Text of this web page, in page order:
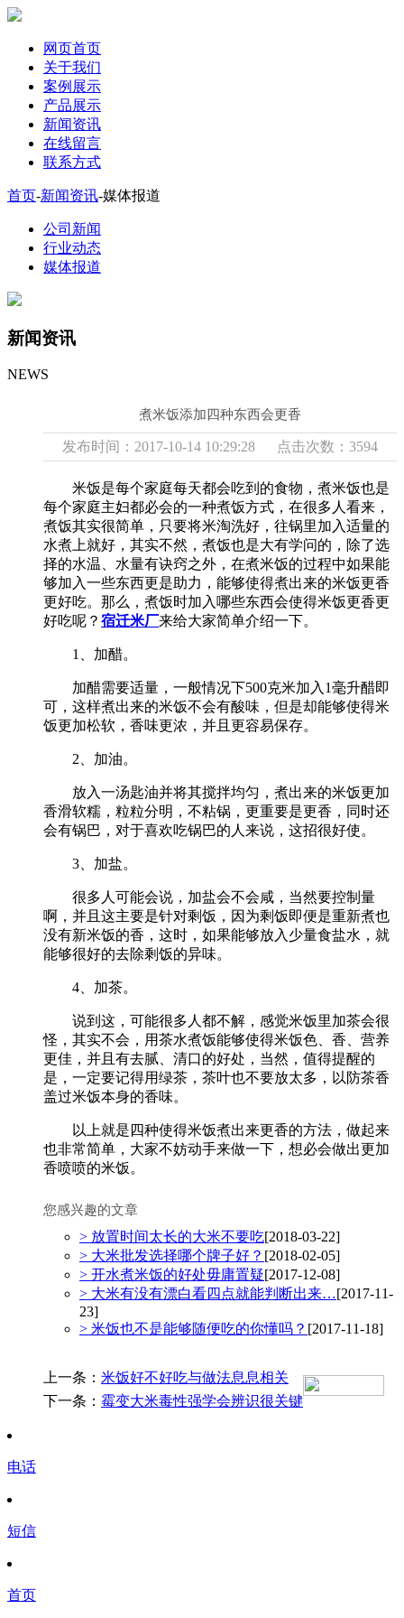
网页首页
关于我们
案例展示
产品展示
新闻资讯
在线留言
联系方式
首页-新闻资讯-媒体报道
公司新闻
行业动态
媒体报道
新闻资讯
NEWS
煮米饭添加四种东西会更香
发布时间：2017-10-14 10:29:28 点击次数：3594
米饭是每个家庭每天都会吃到的食物，煮米饭也是
每个家庭主妇都必会的一种煮饭方式，在很多人看来，
煮饭其实很简单，只要将米淘洗好，往锅里加入适量的
水煮上就好，其实不然，煮饭也是大有学问的，除了选
择的水温、水量有诀窍之外，在煮米饭的过程中如果能
够加入一些东西更是助力，能够使得煮出来的米饭更香
更好吃。那么，煮饭时加入哪些东西会使得米饭更香更
好吃呢？ 宿迁米厂来给大家简单介绍一下。
1、加醋。
加醋需要适量，一般情况下500克米加入1毫升醋即
可，这样煮出来的米饭不会有酸味，但是却能够使得米
饭更加松软，香味更浓，并且更容易保存。
2、加油。
放入一汤匙油并将其搅拌均匀，煮出来的米饭更加
香滑软糯，粒粒分明，不粘锅，更重要是更香，同时还
会有锅巴，对于喜欢吃锅巴的人来说，这招很好使。
3、加盐。
很多人可能会说，加盐会不会咸，当然要控制量
啊，并且这主要是针对剩饭，因为剩饭即便是重新煮也
没有新米饭的香，这时，如果能够放入少量食盐水，就
能够很好的去除剩饭的异味。
4、加茶。
说到这，可能很多人都不解，感觉米饭里加茶会很
怪，其实不会，用茶水煮饭能够使得米饭色、香、营养
更佳，并且有去腻、清口的好处，当然，值得提醒的
是，一定要记得用绿茶，茶叶也不要放太多，以防茶香
盖过米饭本身的香味。
以上就是四种使得米饭煮出来更香的方法，做起来
也非常简单，大家不妨动手来做一下，想必会做出更加
香喷喷的米饭。
您感兴趣的文章
> 放置时间太长的大米不要吃[2018-03-22]
> 大米批发选择哪个牌子好？ [2018-02-05]
> 开水煮米饭的好处毋庸置疑[2017-12-08]
> 大米有没有漂白看四点就能判断出来…[2017-11-
23]
> 米饭也不是能够随便吃的你懂吗？ [2017-11-18]
上一条： 米饭好不好吃与做法息息相关
下一条： 霉变大米毒性强学会辨识很关键
电话
短信
首页